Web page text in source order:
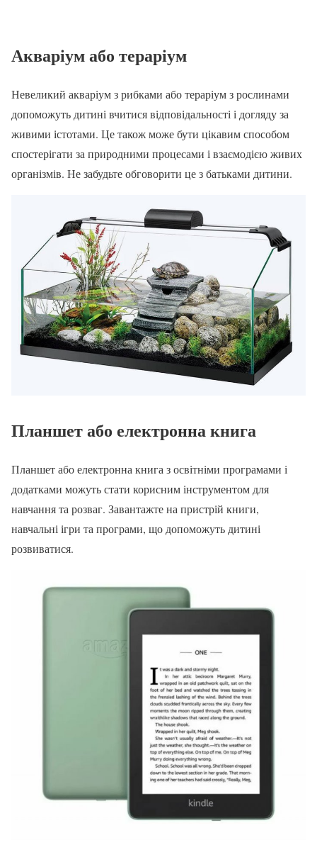
Акваріум або тераріум
Невеликий акваріум з рибками або тераріум з рослинами
допоможуть дитині вчитися відповідальності і догляду за
живими істотами. Це також може бути цікавим способом
спостерігати за природними процесами і взаємодією живих
організмів. Не забудьте обговорити це з батьками дитини.
Планшетабо електронна книга
Планшет або електронна книга з освітніми програмами і
додатками можуть стати корисним інструментом для
навчання та розваг. Завантажте на пристрій книги,
навчальні ігри та програми, що допоможуть дитині
розвиватися.